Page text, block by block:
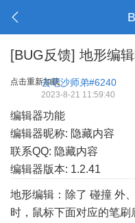
[BUG反馈] 地形编
点击重新加载去吧沙师弟#6240
2023-8-21 11:59:40
编辑器功能
编辑器昵称: 隐藏内容
联系QQ: 隐藏内容
编辑器版本: 1.2.41
地形编辑：除了 碰撞 外
时，鼠标下面对应的笔刷